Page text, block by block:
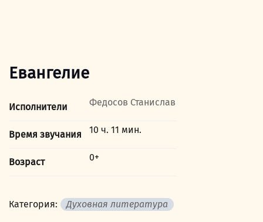
Евангелие
Исполнители Федосов Станислав
Время звучания 10 ч. 11 мин.
Возраст 0+
Категория: Духовная литература